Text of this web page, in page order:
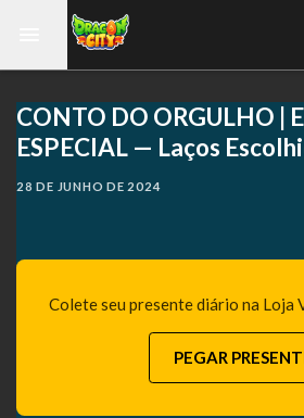
CONTO DO ORGULHO |
ESPECIAL — Laços
28 DE JUNHO DE 2024
Colete seu presente diário na Loja
PEGAR